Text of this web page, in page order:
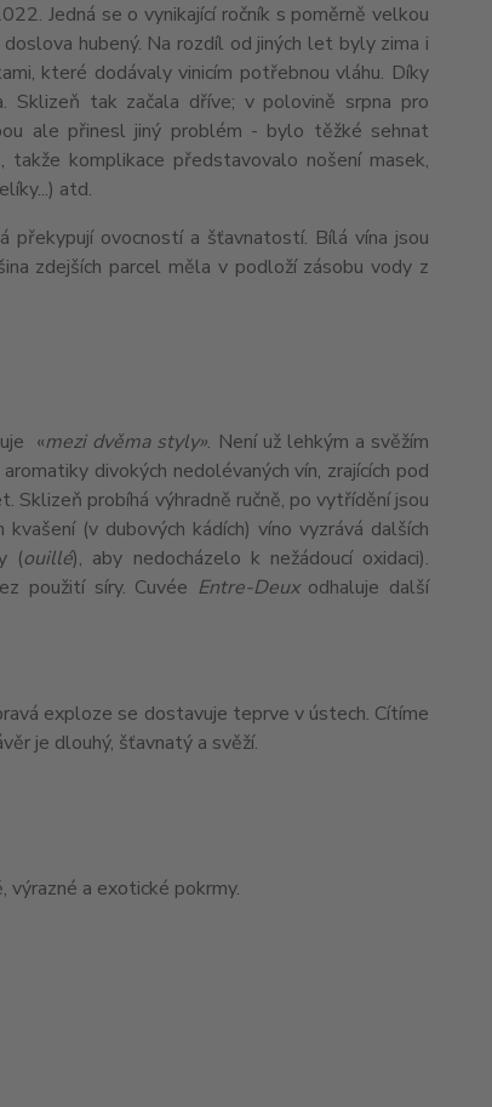
Jedná se o vynikající ročník s poměrně velkou
hubený. Na rozdíl od jiných let byly zima i
které dodávaly vinicím potřebnou vláhu. Díky
Sklizeň tak začala dříve; v polovině srpna pro
ale přinesl jiný problém - bylo těžké sehnat
komplikace představovalo nošení masek,
atd.
překypují ovocností a šťavnatostí. Bílá vína jsou
zdejších parcel měla v podloží zásobu vody z
«mezi dvěma styly». Není už lehkým a svěžím
divokých nedolévaných vín, zrajících pod
Sklizeň probíhá výhradně ručně, po vytřídění jsou
(v dubových kádích) víno vyzrává dalších
(ouillé), aby nedocházelo k nežádoucí oxidaci).
použití síry. Cuvée Entre-Deuxodhaluje další
exploze se dostavuje teprve v ústech. Cítíme
je dlouhý, šťavnatý a svěží.
výrazné a exotické pokrmy.